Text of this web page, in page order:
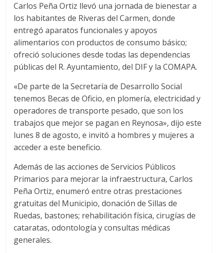
Carlos Peña Ortiz llevó una jornada de bienestar a
los habitantes de Riveras del Carmen, donde
entregó aparatos funcionales y apoyos
alimentarios con productos de consumo básico;
ofreció soluciones desde todas las dependencias
públicas del R. Ayuntamiento, del DIF y la COMAPA.
«De parte de la Secretaría de Desarrollo Social
tenemos Becas de Oficio, en plomería, electricidad y
operadores de transporte pesado, que son los
trabajos que mejor se pagan en Reynosa», dijo este
lunes 8 de agosto, e invitó a hombres y mujeres a
acceder a este beneficio.
Además de las acciones de Servicios Públicos
Primarios para mejorar la infraestructura, Carlos
Peña Ortiz, enumeró entre otras prestaciones
gratuitas del Municipio, donación de Sillas de
Ruedas, bastones; rehabilitación física, cirugías de
cataratas, odontología y consultas médicas
generales.